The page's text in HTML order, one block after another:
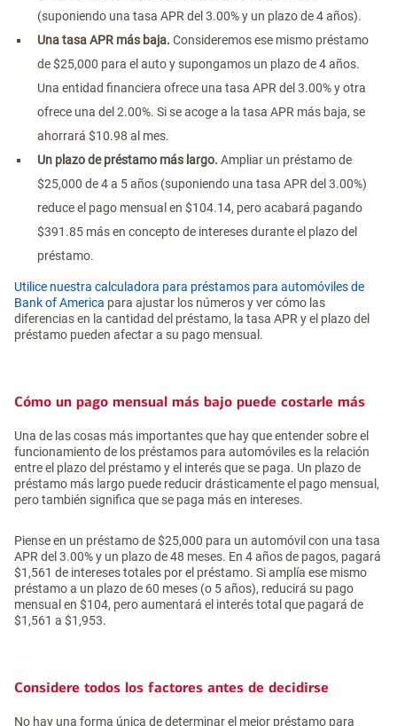
(suponiendo una tasa APR del 3.00% y un plazo de 4 años).
Una tasa APR más baja. Consideremos ese mismo préstamo
de $25,000 para el auto y supongamos un plazo de 4 años.
Una entidad financiera ofrece una tasa APR del 3.00% y otra
ofrece una del 2.00%. Si se acoge a la tasa APR más baja, se
ahorrará $10.98 al mes.
Un plazo de préstamo más largo. Ampliar un préstamo de
$25,000 de 4 a 5 años (suponiendo una tasa APR del 3.00%)
reduce el pago mensual en $104.14, pero acabará pagando
$391.85 más en concepto de intereses durante el plazo del
préstamo.
Utilice nuestra calculadora para préstamos para automóviles de
Bank of America para ajustar los números y ver cómo las
diferencias en la cantidad del préstamo, la tasa APR y el plazo del
préstamo pueden afectar a su pago mensual.
Cómo un pago mensual más bajo puede costarle más
Una de las cosas más importantes que hay que entender sobre el
funcionamiento de los préstamos para automóviles es la relación
entre el plazo del préstamo y el interés que se paga. Un plazo de
préstamo más largo puede reducir drásticamente el pago mensual,
pero también significa que se paga más en intereses.
Piense en un préstamo de $25,000 para un automóvil con una tasa
APR del 3.00% y un plazo de 48 meses. En 4 años de pagos, pagará
$1,561 de intereses totales por el préstamo. Si amplía ese mismo
préstamo a un plazo de 60 meses (o 5 años), reducirá su pago
mensual en $104, pero aumentará el interés total que pagará de
$1,561 a $1,953.
Considere todos los factores antes de decidirse
No hay una forma única de determinar el mejor préstamo para